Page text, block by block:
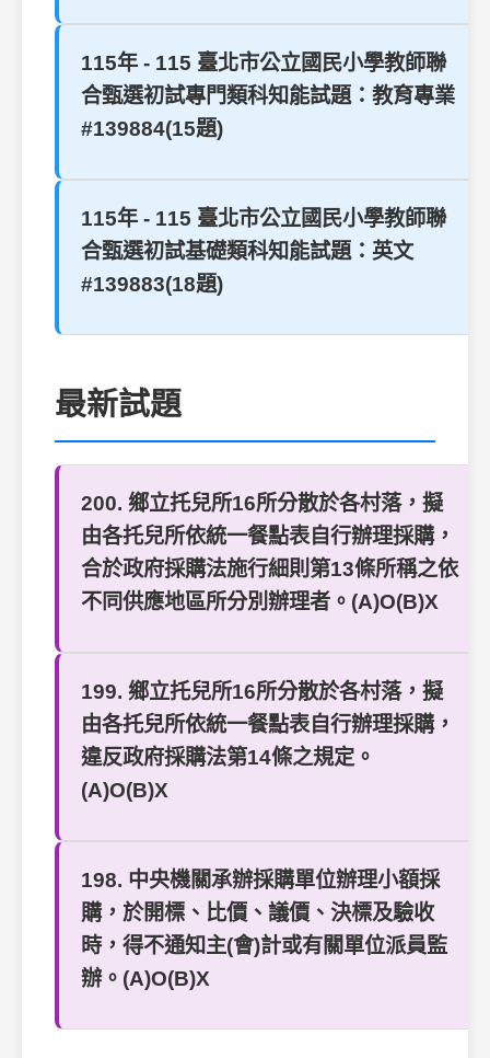
115年 - 115 臺北市公立國民小學教師聯
合甄選初試專門類科知能試題：教育專業
#139884(15題)
115年 - 115 臺北市公立國民小學教師聯
合甄選初試基礎類科知能試題：英文
#139883(18題)
最新試題
200. 鄉立托兒所16所分散於各村落，擬
由各托兒所依統一餐點表自行辦理採購，
合於政府採購法施行細則第13條所稱之依
不同供應地區所分別辦理者。(A)O(B)X
199. 鄉立托兒所16所分散於各村落，擬
由各托兒所依統一餐點表自行辦理採購，
違反政府採購法第14條之規定。
(A)O(B)X
198. 中央機關承辦採購單位辦理小額採
購，於開標、比價、議價、決標及驗收
時，得不通知主(會)計或有關單位派員監
辦。(A)O(B)X